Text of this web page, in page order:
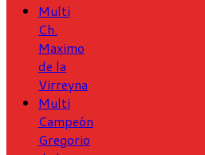
Multi
Ch.
Maximo
de la
Virreyna
Multi
Campeón
Gregorio